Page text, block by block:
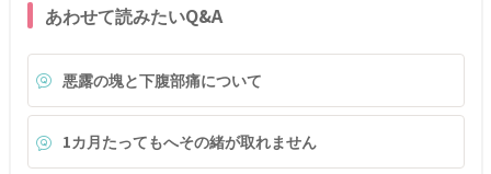
あわせて読みたいQ&A
悪露の塊と下腹部痛について
1カ月たってもへその緒が取れません